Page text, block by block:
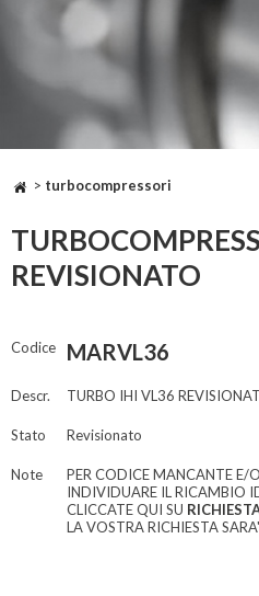
> turbocompressori
REVISIONATO
Codice MARVL36
Descr. TURBO IHI VL36
Stato Revisionato
Note
PER CODICE MANCANTE E/
INDIVIDUARE IL RICAMBIO
CLICCATE QUI SU
LA VOSTRA RICHIESTA